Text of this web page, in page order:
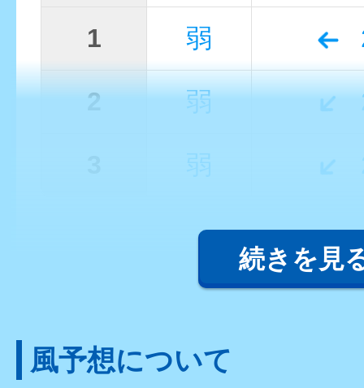
1 弱
2 弱
弱
続きを見
風予想について